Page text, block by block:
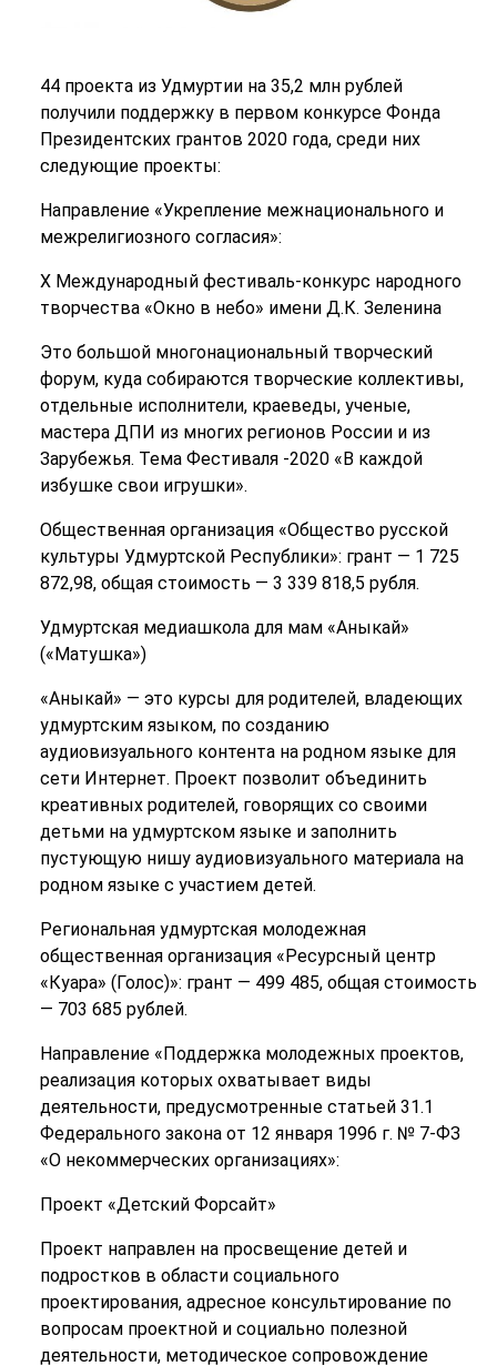
44 проекта из Удмуртии на 35,2 млн рублей
получили поддержку в первом конкурсе Фонда
Президентских грантов 2020 года, среди них
следующие проекты:
Направление «Укрепление межнационального и
межрелигиозного согласия»:
X Международный фестиваль-конкурс народного
творчества «Окно в небо» имени Д.К. Зеленина
Это большой многонациональный творческий
форум, куда собираются творческие коллективы,
отдельные исполнители, краеведы, ученые,
мастера ДПИ из многих регионов России и из
Зарубежья. Тема Фестиваля -2020 «В каждой
избушке свои игрушки».
Общественная организация «Общество русской
культуры Удмуртской Республики»: грант — 1 725
872,98, общая стоимость — 3 339 818,5 рубля.
Удмуртская медиашкола для мам «Аныкай»
(«Матушка»)
«Аныкай» — это курсы для родителей, владеющих
удмуртским языком, по созданию
аудиовизуального контента на родном языке для
сети Интернет. Проект позволит объединить
креативных родителей, говорящих со своими
детьми на удмуртском языке и заполнить
пустующую нишу аудиовизуального материала на
родном языке с участием детей.
Региональная удмуртская молодежная
общественная организация «Ресурсный центр
«Куара» (Голос)»: грант — 499 485, общая стоимость
— 703 685 рублей.
Направление «Поддержка молодежных проектов,
реализация которых охватывает виды
деятельности, предусмотренные статьей 31.1
Федерального закона от 12 января 1996 г. № 7-ФЗ
«О некоммерческих организациях»:
Проект «Детский Форсайт»
Проект направлен на просвещение детей и
подростков в области социального
проектирования, адресное консультирование по
вопросам проектной и социально полезной
деятельности, методическое сопровождение